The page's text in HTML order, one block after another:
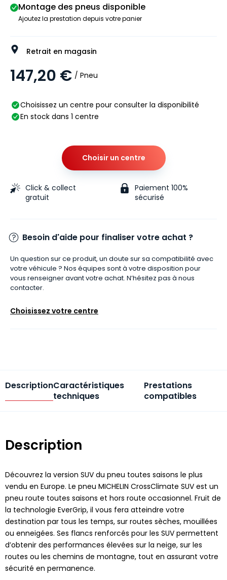
Montage des pneus disponible
Ajoutez la prestation depuis votre panier
Retrait en magasin
147,20 € / Pneu
Choisissez un centre pour consulter la disponibilité
En stock dans 1 centre
Choisir un centre
Click & collect
gratuit
Paiement 100%
sécurisé
Besoin d'aide pour finaliser votre achat ?
Un question sur ce produit, un doute sur sa compatibilité avec
votre véhicule ? Nos équipes sont à votre disposition pour
vous renseigner avant votre achat. N’hésitez pas à nous
contacter.
Choisissez votre centre
DescriptionCaractéristiques
techniques
Prestations
compatibles
Description
Découvrez la version SUV du pneu toutes saisons le plus
vendu en Europe. Le pneu MICHELIN CrossClimate SUV est un
pneu route toutes saisons et hors route occasionnel. Fruit de
la technologie EverGrip, il vous fera atteindre votre
destination par tous les temps, sur routes sèches, mouillées
ou enneigées. Ses flancs renforcés pour les SUV permettent
d’obtenir des performances élevées sur la neige, sur les
routes ou les chemins de montagne, tout en assurant votre
sécurité en permanence.